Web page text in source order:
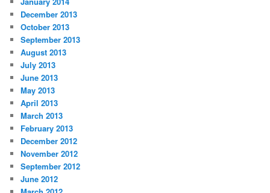
December 2013
October 2013
September 2013
August 2013
July 2013
June 2013
May 2013
April 2013
March 2013
February 2013
December 2012
November 2012
September 2012
June 2012